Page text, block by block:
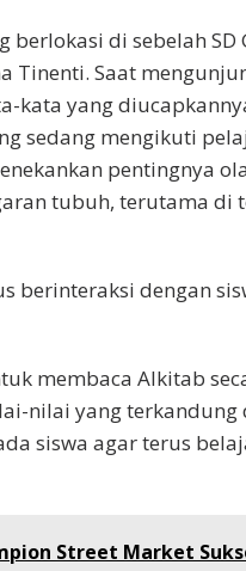
berlokasi di sebelah
Tinenti. Saat
kata yang
sedang mengikuti
pentingnya
tubuh, terutama di
berinteraksi dengan
membaca Alkitab
nilai yang terkandung
siswa agar terus
Street Market